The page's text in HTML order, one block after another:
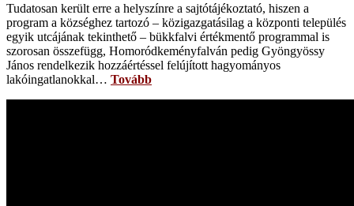
Tudatosan került erre a helyszínre a sajtótájékoztató, hiszen a
program a községhez tartozó – közigazgatásilag a központi település
egyik utcájának tekinthető – bükkfalvi értékmentő programmal is
szorosan összefügg, Homoródkeményfalván pedig Gyöngyössy
János rendelkezik hozzáértéssel felújított hagyományos
lakóingatlanokkal… Tovább